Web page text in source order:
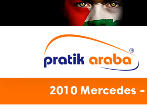
2010 Mercedes -